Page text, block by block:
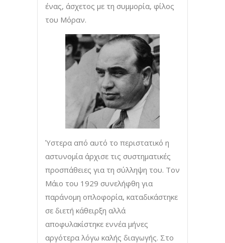
ένας, άσχετος με τη συμμορία, φίλος
του Μόραν.
Ύστερα από αυτό το περιστατικό η
αστυνομία άρχισε τις συστηματικές
προσπάθειες για τη σύλληψη του. Τον
Μάιο του 1929 συνελήφθη για
παράνομη οπλοφορία, καταδικάστηκε
σε διετή κάθειρξη αλλά
αποφυλακίστηκε εννέα μήνες
αργότερα λόγω καλής διαγωγής. Στο